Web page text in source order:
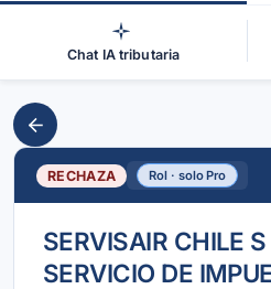
Chat IA tributaria
RECHAZA Rol · solo Pro
SERVISAIR CHILE
SERVICIO DE